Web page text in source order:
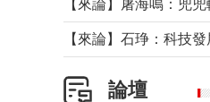
論壇